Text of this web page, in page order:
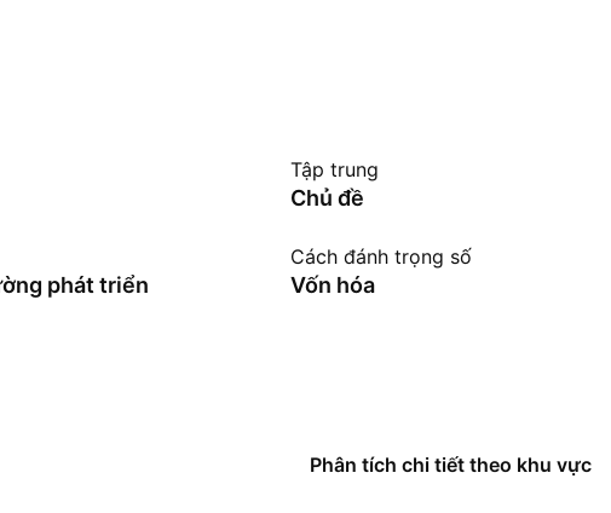
Tập trung
Chủ đề
phát triển
Cách đánh trọng số
Vốn hóa
Phân tích chi tiết theo khu vực